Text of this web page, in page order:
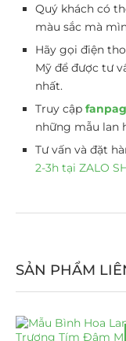
Quý khách có
màu sắc mà
Hãy gọi điện
Mỹ để được tư
nhất.
Truy cập
những mẫu lan
Tư vấn và đặt
2-3h tại ZALO
SẢN PHẨM